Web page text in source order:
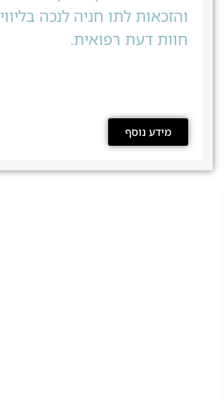
והזכאות לתו חניה לנכה בליווי
חוות דעת רפואית.
מידע נוסף